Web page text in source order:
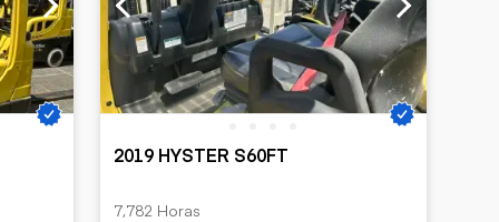
2019 HYSTER S60FT
7,782 Horas